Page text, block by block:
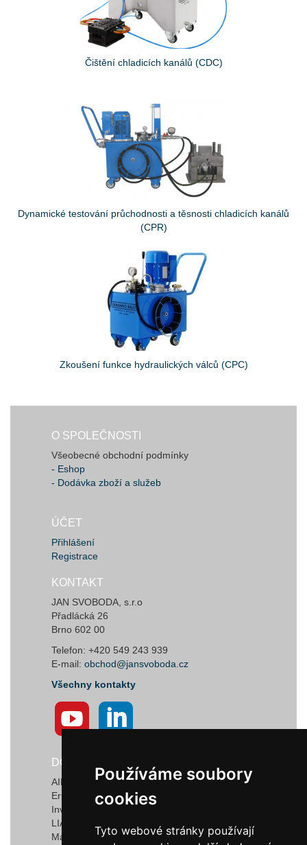
Používáme soubory
cookies
Tyto webové stránky používají
Používáme soubory
cookies
Tyto webové stránky používají
Čištění chladicích kanálů (CDC)
Dynamické testování průchodnosti a těsnosti chladicích kanálů
(CPR)
Zkoušení funkce hydraulických válců (CPC)
O SPOLEČNOSTI
Všeobecné obchodní podmínky
- Eshop
- Dodávka zboží a služeb
ÚČET
Přihlášení
Registrace
KONTAKT
JAN SVOBODA, s.r.o
Přadlácká 26
Brno 602 00
Telefon: +420 549 243 939
E-mail: obchod@jansvoboda.cz
Všechny kontakty
DODAVATELÉ
AIRTECT Plastic Leak Alarm Systems
Ermanno Balzi S.r.l.
Invotec Solutions Limited
LIAD Weighing and Control Systems Ltd.
Marquardt GmbH & Co. KG